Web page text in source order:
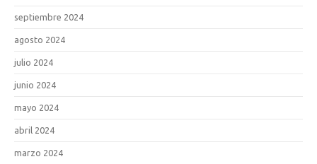
septiembre 2024
agosto 2024
julio 2024
junio 2024
mayo 2024
abril 2024
marzo 2024